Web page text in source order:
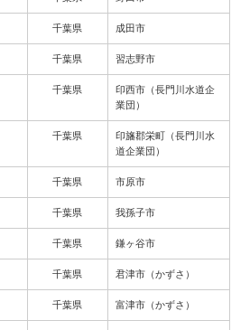
千葉県 成田市
千葉県 習志野市
千葉県
印西市（長門川水道企
業団）
千葉県
印旛郡栄町（長門川水
道企業団）
千葉県 市原市
千葉県 我孫子市
千葉県 鎌ヶ谷市
千葉県 君津市（かずさ）
千葉県 富津市（かずさ）